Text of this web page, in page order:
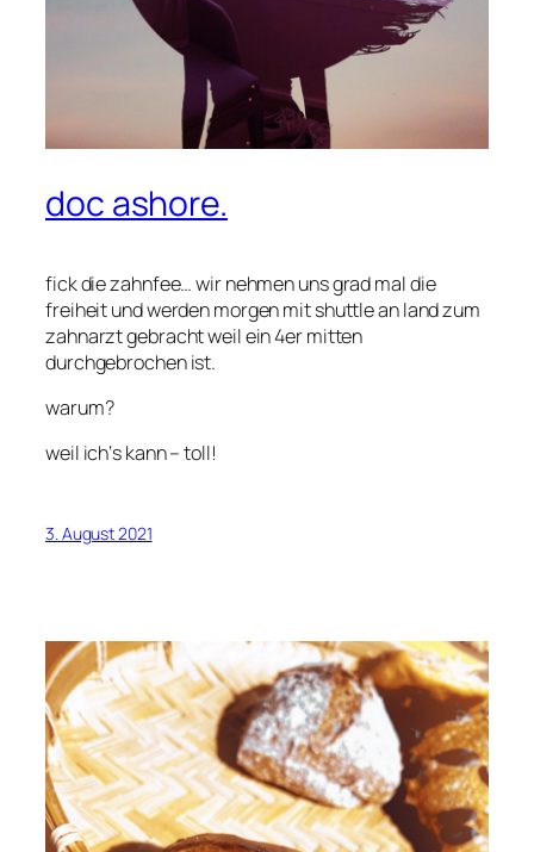
doc ashore.
fick die zahnfee… wir nehmen uns grad mal die
freiheit und werden morgen mit shuttle an land zum
zahnarzt gebracht weil ein 4er mitten
durchgebrochen ist.
warum?
weil ich‘s kann – toll!
3. August 2021